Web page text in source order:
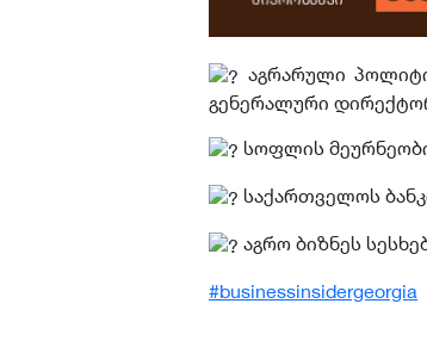
აგრარული
გენერალური
სოფლის
საქართველოს
აგრო ბიზნეს
#businessinsidergeorgia